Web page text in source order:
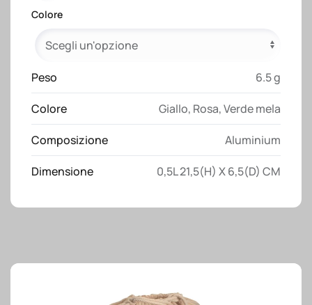
alluminio
con
in
plastica
e
moschettone
quantità
Colore
Peso 6.5 g
Colore Giallo, Rosa,Verde mela
Composizione Aluminium
Dimensione 0,5L 21,5(H) X 6,5(D) CM